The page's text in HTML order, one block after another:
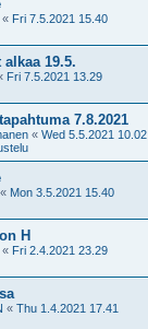
« Fri 7.5.2021 15.40
19.5.
Fri 7.5.2021 13.29
7.8.2021
« Wed 5.5.2021 10.02
« Mon 3.5.2021 15.40
H
« Fri 2.4.2021 23.29
« Thu 1.4.2021 17.41